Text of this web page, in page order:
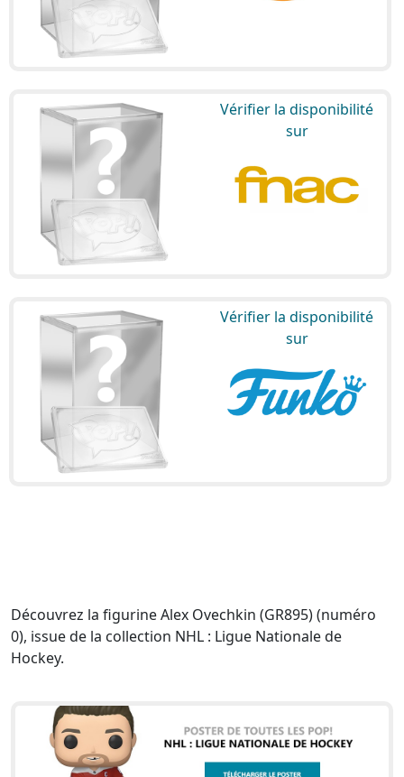
Vérifier la disponibilité
sur
Vérifier la disponibilité
sur
Découvrez la figurine Alex Ovechkin (GR895) (numéro
0), issue de la collection NHL : Ligue Nationale de
Hockey.